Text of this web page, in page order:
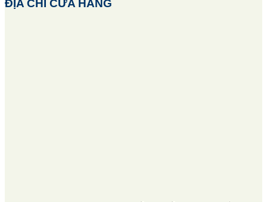
ĐỊA CHỈ CỬA HÀNG